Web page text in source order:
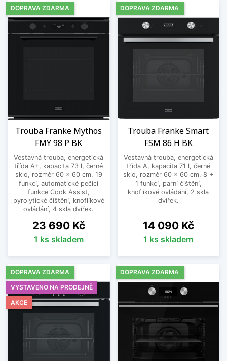
Trouba Franke Mythos
FMY 98 P BK
Vestavná trouba, energetická
třída A+, kapacita 73 l, černé
sklo, rozměr 60 x 60 cm, 19
funkcí, automatické pečící
funkce Cook Assist,
pyrolytické čištění, knoflíkové
ovládání, 4 skla dvířek.
Cena
23 690 Kč
1 ks skladem
DOPRAVA ZDARMA
Trouba Franke Smart
FSM 86 H BK
Vestavná trouba, energetická
třída A, kapacita 71 l, černé
sklo, rozměr 60 x 60 cm, 8 +
1 funkcí, parní čištění,
knoflíkové ovládání, 2 skla
dvířek.
Cena
14 090 Kč
1 ks skladem
DOPRAVA ZDARMA
DOPRAVA ZDARMA
VYSTAVENO NA PRODEJNĚ
AKCE
DOPRAVA ZDARMA